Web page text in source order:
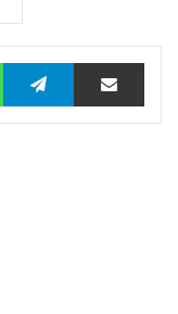
WhatsAppTelegramTeilen via E-Mail